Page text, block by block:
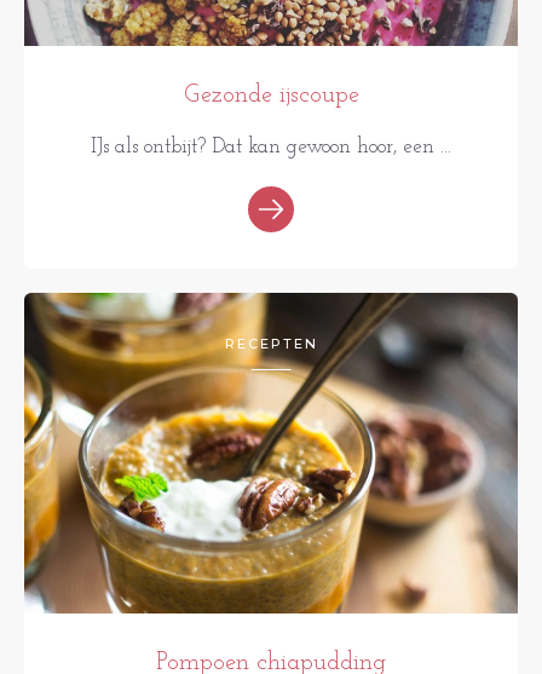
Gezonde ijscoupe
IJs als ontbijt? Dat kan gewoon hoor, een ...
RECEPTEN
Pompoen chiapudding